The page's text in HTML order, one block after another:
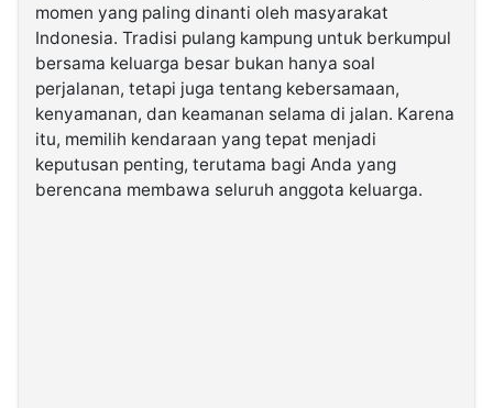
Kabarbaru.co
2026
Kabarbaru
momen yang paling dinanti oleh masyarakat
Indonesia. Tradisi pulang kampung untuk berkumpul
bersama keluarga besar bukan hanya soal
perjalanan, tetapi juga tentang kebersamaan,
kenyamanan, dan keamanan selama di jalan. Karena
itu, memilih kendaraan yang tepat menjadi
keputusan penting, terutama bagi Anda yang
berencana membawa seluruh anggota keluarga.